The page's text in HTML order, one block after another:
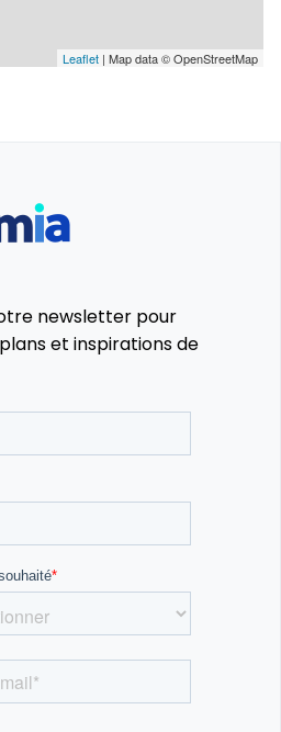
Leaflet | Map data © OpenStreetMap
newsletter pour
et inspirations de